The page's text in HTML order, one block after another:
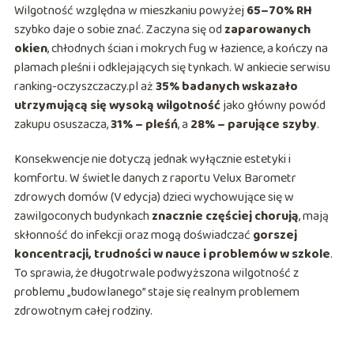
Wilgotność względna w mieszkaniu powyżej65–70% RH
szybko daje o sobie znać. Zaczyna się od zaparowanych
okien, chłodnych ścian i mokrych fug w łazience, a kończy na
plamach pleśni i odklejających się tynkach. W ankiecie serwisu
ranking-oczyszczaczy.pl aż35% badanych wskazało
utrzymującą się wysoką wilgotnośćjako główny powód
zakupu osuszacza,31% – pleśń, a 28% – parujące szyby.
Konsekwencje nie dotyczą jednak wyłącznie estetyki i
komfortu. W świetle danych z raportuVelux Barometr
zdrowych domów (V edycja)dzieci wychowujące się w
zawilgoconych budynkachznacznie częściej chorują, mają
skłonność do infekcji oraz mogą doświadczać gorszej
koncentracji, trudności w nauce i problemów w szkole.
To sprawia, że długotrwale podwyższona wilgotność z
problemu „budowlanego” staje się realnym problemem
zdrowotnym całej rodziny.